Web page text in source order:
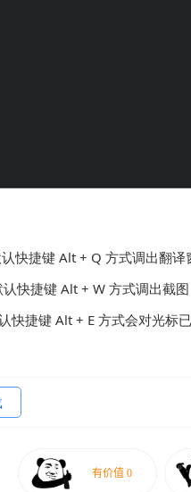
快捷键 Alt + Q 方式调出翻译
快捷键 Alt + W 方式调出截
快捷键 Alt + E 方式会对光标